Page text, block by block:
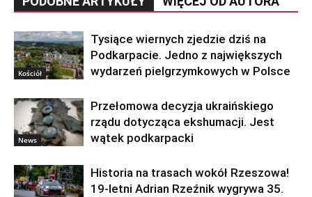
Kościół
Tysiące wiernych zjedzie dziś na
Podkarpacie. Jedno z największych
wydarzeń pielgrzymkowych w Polsce
News
Przełomowa decyzja ukraińskiego
rządu dotycząca ekshumacji. Jest
wątek podkarpacki
Historia na trasach wokół Rzeszowa!
19-letni Adrian Rzeźnik wygrywa 35.